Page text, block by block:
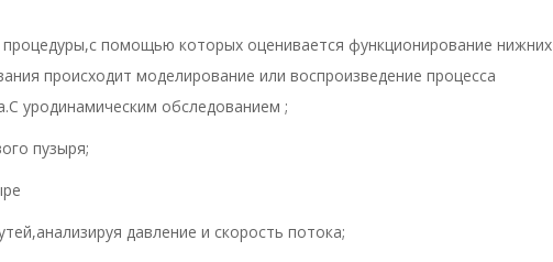
помощью которых оценивается функционирование нижних
происходит моделирование или воспроизведение процесса
уродинамическим обследованием ;
пузыря;
давление и скорость потока;